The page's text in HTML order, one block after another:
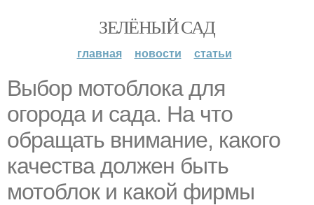
ЗЕЛЁНЫЙ САД
главная новости статьи
Выбор мотоблока для
огорода и сада. На что
обращать внимание, какого
качества должен быть
мотоблок и какой фирмы